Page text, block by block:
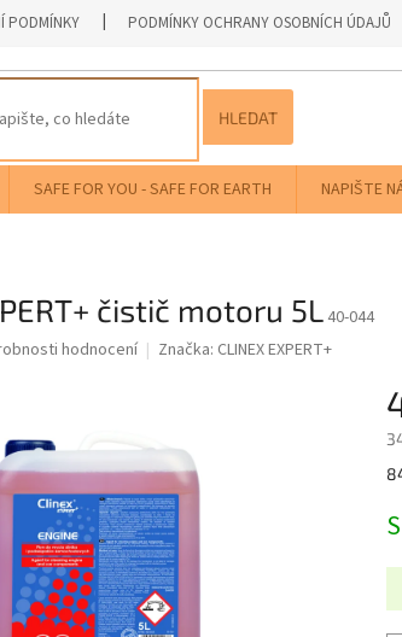
PODMÍNKY PODMÍNKY OCHRANY OSOBNÍCH ÚDAJŮ
HLEDAT
SAFE FOR YOU - SAFE FOR EARTH NAPIŠTE
čistič motoru 5L 40-044
hodnocení Značka: CLINEX EXPERT+